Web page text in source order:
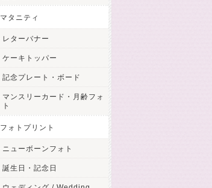
マタニティ
レターバナー
ケーキトッパー
記念プレート・ボード
マンスリーカード・月齢フォ
ト
フォトプリント
ニューボーンフォト
誕生日・記念日